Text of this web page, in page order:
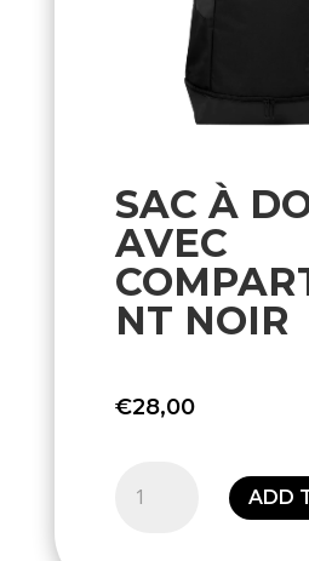
SAC À
AVEC
NT NOIR
€28,00
ADD